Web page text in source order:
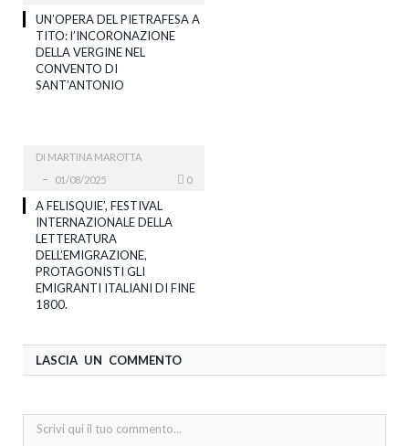
UN’OPERA DEL PIETRAFESA A
TITO: l’INCORONAZIONE
DELLA VERGINE NEL
CONVENTO DI
SANT’ANTONIO
DI MARTINA MAROTTA
01/08/2025
0
A FELISQUIE’, FESTIVAL
INTERNAZIONALE DELLA
LETTERATURA
DELL’EMIGRAZIONE,
PROTAGONISTI GLI
EMIGRANTI ITALIANI DI FINE
1800.
LASCIA UN COMMENTO